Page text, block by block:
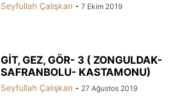
Seyfullah Çalışkan - 7 Ekim 2019
GİT, GEZ, GÖR- 3 ( ZONGULDAK-
SAFRANBOLU- KASTAMONU)
Seyfullah Çalışkan - 27 Ağustos 2019